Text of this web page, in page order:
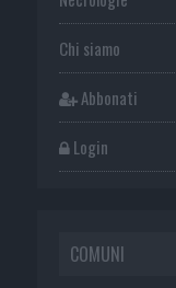
Chi siamo
Abbonati
Login
COMUNI